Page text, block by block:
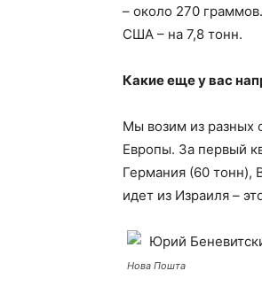
– около 270
США – на 7,8 тонн.
Какие еще у вас
Мы возим из разных
Европы. За первый
Германия (60 тонн),
идет из Израиля –
Нова Пошта